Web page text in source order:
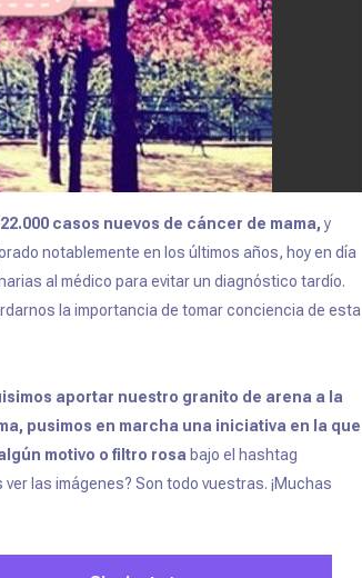
22.000 casos nuevos de cáncer de mama, y
notablemente en los últimos años, hoy en día
al médico para evitar un diagnóstico tardío.
la importancia de tomar conciencia de esta
aportar nuestro granito de arena a la
pusimos en marcha una iniciativa en la que
motivo o filtro rosa bajo el hashtag
las imágenes? Son todo vuestras. ¡Muchas